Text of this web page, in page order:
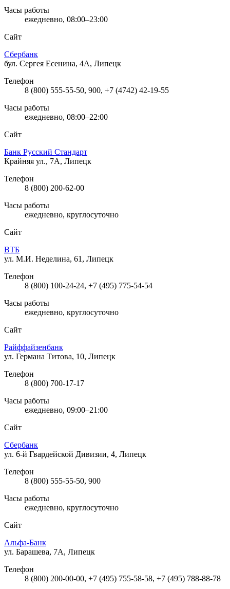
Часы работы
ежедневно, 08:00–23:00
Сайт
Сбербанк
бул. Сергея Есенина, 4А, Липецк
Телефон
8 (800) 555-55-50, 900, +7 (4742) 42-19-55
Часы работы
ежедневно, 08:00–22:00
Сайт
Банк Русский Стандарт
Крайняя ул., 7А, Липецк
Телефон
8 (800) 200-62-00
Часы работы
ежедневно, круглосуточно
Сайт
ВТБ
ул. М.И. Неделина, 61, Липецк
Телефон
8 (800) 100-24-24, +7 (495) 775-54-54
Часы работы
ежедневно, круглосуточно
Сайт
Райффайзенбанк
ул. Германа Титова, 10, Липецк
Телефон
8 (800) 700-17-17
Часы работы
ежедневно, 09:00–21:00
Сайт
Сбербанк
ул. 6-й Гвардейской Дивизии, 4, Липецк
Телефон
8 (800) 555-55-50, 900
Часы работы
ежедневно, круглосуточно
Сайт
Альфа-Банк
ул. Барашева, 7А, Липецк
Телефон
8 (800) 200-00-00, +7 (495) 755-58-58, +7 (495) 788-88-78